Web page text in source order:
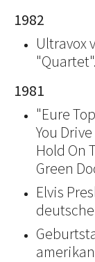
1982
Ultravox
"Quartet".
1981
"Eure
You
Hold On
Green
Elvis